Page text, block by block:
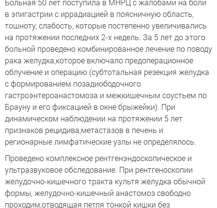
Больная 50 лет поступила в МНРЦ с жалобами на боли
в эпигастрии с иррадиацией в поясничную область,
тошноту, слабость, которые постепенно увеличивались
на протяжении последних 2-х недель. За 5 лет до этого
больной проведено комбинированное лечение по поводу
рака желудка,которое включало предоперационное
облучение и операцию (субтотальная резекция желудка
с формированием позадиободочного
гастроэнтероанастомоза и межкишечным соустьем по
Брауну и его фиксацией в окне брыжейки). При
динамическом наблюдении на протяжении 5 лет
признаков рецидива,метастазов в печень и
регионарные лимфатические узлы не определялось.
Проведено комплексное рентгенэндоскопическое и
ультразвуковое обследование. При рентгеноскопии
желудочно-кишечного тракта культя желудка обычной
формы, желудочно-кишечный анастомоз свободно
проходим,отводящая петля тонкой кишки без